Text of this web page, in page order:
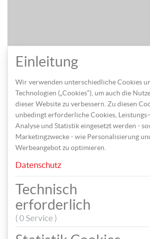
TEILEN
TAGS
REGENBOGEN
Einleitung
Wir verwenden unterschiedliche Cookies
Technologien („Cookies“), um auch die
dieser Website zu verbessern. Zu diesen
unbedingt erforderliche Cookies,
Analyse und Statistik eingesetzt werden -
Marketingzwecke - wie Personalisierung
Werbeangebot zu optimieren.
Datenschutz
Technisch
erforderlich
( 0 Service )